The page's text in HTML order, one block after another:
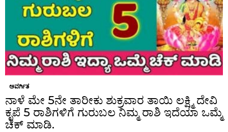
ಅವರ್ಗಿತ
ನಾಳೆ ಮೇ 5ನೇ ತಾರೀಕು ಶುಕ್ರವಾರ ತಾಯಿ ಲಕ್ಷ್ಮಿ ದೇವಿ
ಕೃಪೆ 5 ರಾಶಿಗಳಿಗೆ ಗುರುಬಲ ನಿಮ್ಮ ರಾಶಿ ಇದೆಯಾ ಒಮ್ಮೆ
ಚೆಕ್ ಮಾಡಿ.